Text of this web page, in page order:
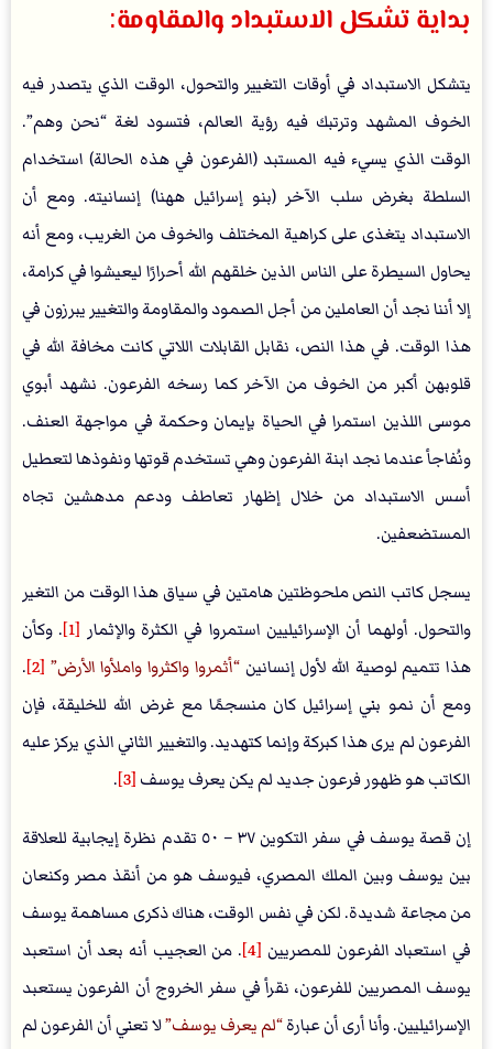
بداية تشكل الاستبداد والمقاومة:
يتشكل الاستبداد في أوقات التغيير والتحول، الوقت الذي يتصدر فيه
الخوف المشهد وترتبك فيه رؤية العالم، فتسود لغة “نحن وهم”.
الوقت الذي يسيء فيه المستبد (الفرعون في هذه الحالة) استخدام
السلطة بغرض سلب الآخر (بنو إسرائيل ههنا) إنسانيته. ومع أن
الاستبداد يتغذى على كراهية المختلف والخوف من الغريب، ومع أنه
يحاول السيطرة على الناس الذين خلقهم الله أحرارًا ليعيشوا في كرامة،
إلا أننا نجد أن العاملين من أجل الصمود والمقاومة والتغيير يبرزون في
هذا الوقت. في هذا النص، نقابل القابلات اللاتي كانت مخافة الله في
قلوبهن أكبر من الخوف من الآخر كما رسخه الفرعون. نشهد أبوي
موسى اللذين استمرا في الحياة بإيمان وحكمة في مواجهة العنف.
ونُفاجأ عندما نجد ابنة الفرعون وهي تستخدم قوتها ونفوذها لتعطيل
أسس الاستبداد من خلال إظهار تعاطف ودعم مدهشين تجاه
المستضعفين.
يسجل كاتب النص ملحوظتين هامتين في سياق هذا الوقت من التغير
والتحول. أولهما أن الإسرائيليين استمروا في الكثرة والإثمار [1] . وكأن
هذا تتميم لوصية الله لأول إنسانين أثمروا واكثروا واملأوا الأرض [2]
.
ومع أن نمو بني إسرائيل كان منسجمًا مع غرض الله للخليقة، فإن
الفرعون لم يرى هذا كبركة وإنما كتهديد. والتغيير الثاني الذي يركز عليه
الكاتب هو ظهور فرعون جديد لم يكن يعرف يوسف [3]
.
إن قصة يوسف في سفر التكوين ٣٧ – ٥٠ تقدم نظرة إيجابية للعلاقة
بين يوسف وبين الملك المصري، فيوسف هو من أنقذ مصر وكنعان
من مجاعة شديدة. لكن في نفس الوقت، هناك ذكرى مساهمة يوسف
في استعباد الفرعون للمصريين [4]
. من العجيب أنه بعد أن استعبد
يوسف المصريين للفرعون، نقرأ في سفر الخروج أن الفرعون يستعبد
الإسرائيليين. وأنا أرى أن عبارة لم يعرف يوسف لا تعني أن الفرعون لم